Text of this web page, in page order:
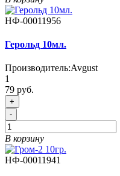
НФ-00011956
Герольд 10мл.
Производитель:Avgust
1
79 руб.
+
-
В корзину
НФ-00011941